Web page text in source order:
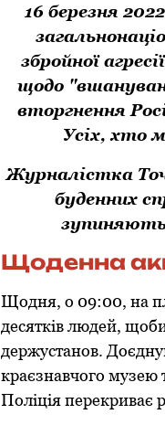
16 березня
збройної
щодо
вторгнення
Усіх, хто
Журналістка
буденних
Щоденна
Щодня, о 09:00, на
десятків людей,
держустанов.
краєзнавчого музею
Поліція перекриває